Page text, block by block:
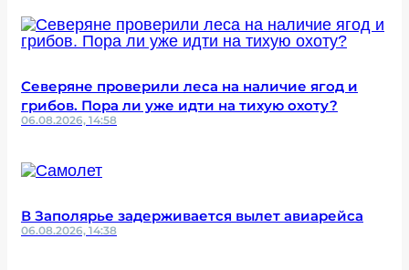
Северяне проверили леса на наличие ягод и
грибов. Пора ли уже идти на тихую охоту?
06.08.2026, 14:58
В Заполярье задерживается вылет авиарейса
06.08.2026, 14:38